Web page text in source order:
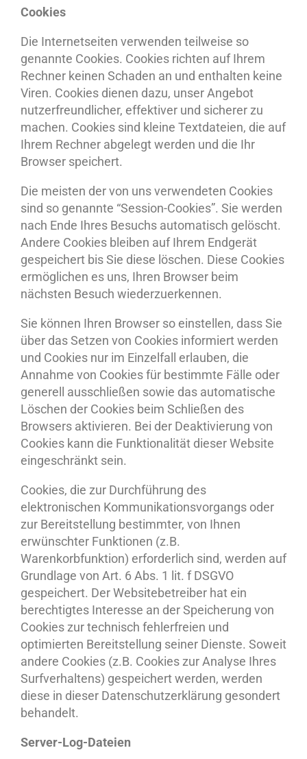
Cookies
Die Internetseiten verwenden teilweise so
genannte Cookies. Cookies richten auf Ihrem
Rechner keinen Schaden an und enthalten keine
Viren. Cookies dienen dazu, unser Angebot
nutzerfreundlicher, effektiver und sicherer zu
machen. Cookies sind kleine Textdateien, die auf
Ihrem Rechner abgelegt werden und die Ihr
Browser speichert.
Die meisten der von uns verwendeten Cookies
sind so genannte “Session-Cookies”. Sie werden
nach Ende Ihres Besuchs automatisch gelöscht.
Andere Cookies bleiben auf Ihrem Endgerät
gespeichert bis Sie diese löschen. Diese Cookies
ermöglichen es uns, Ihren Browser beim
nächsten Besuch wiederzuerkennen.
Sie können Ihren Browser so einstellen, dass Sie
über das Setzen von Cookies informiert werden
und Cookies nur im Einzelfall erlauben, die
Annahme von Cookies für bestimmte Fälle oder
generell ausschließen sowie das automatische
Löschen der Cookies beim Schließen des
Browsers aktivieren. Bei der Deaktivierung von
Cookies kann die Funktionalität dieser Website
eingeschränkt sein.
Cookies, die zur Durchführung des
elektronischen Kommunikationsvorgangs oder
zur Bereitstellung bestimmter, von Ihnen
erwünschter Funktionen (z.B.
Warenkorbfunktion) erforderlich sind, werden auf
Grundlage von Art. 6 Abs. 1 lit. f DSGVO
gespeichert. Der Websitebetreiber hat ein
berechtigtes Interesse an der Speicherung von
Cookies zur technisch fehlerfreien und
optimierten Bereitstellung seiner Dienste. Soweit
andere Cookies (z.B. Cookies zur Analyse Ihres
Surfverhaltens) gespeichert werden, werden
diese in dieser Datenschutzerklärung gesondert
behandelt.
Server-Log-Dateien